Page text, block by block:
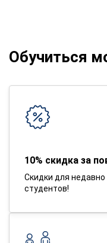
Обучиться
10% скидка за
Скидки для
студентов!